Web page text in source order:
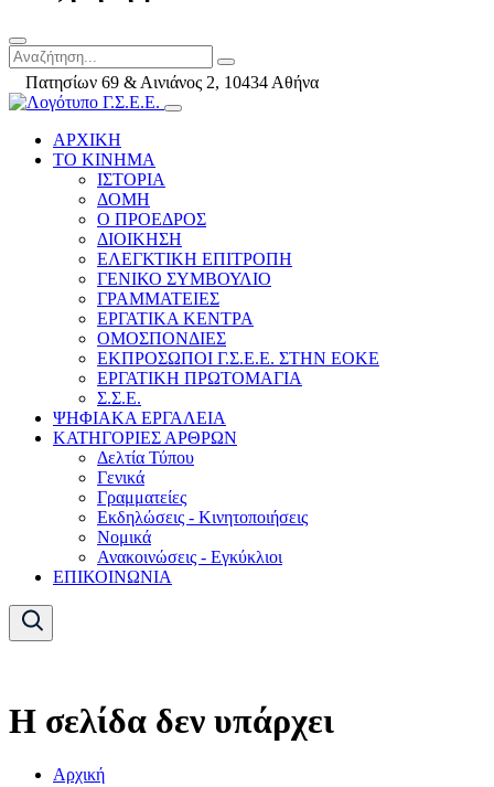
Πατησίων 69 & Αινιάνος 2, 10434 Αθήνα
ΑΡΧΙΚΗ
ΤΟ ΚΙΝΗΜΑ
ΙΣΤΟΡΙΑ
ΔΟΜΗ
Ο ΠΡΟΕΔΡΟΣ
ΔΙΟΙΚΗΣΗ
ΕΛΕΓΚΤΙΚΗ ΕΠΙΤΡΟΠΗ
ΓΕΝΙΚΟ ΣΥΜΒΟΥΛΙΟ
ΓΡΑΜΜΑΤΕΙΕΣ
ΕΡΓΑΤΙΚΑ ΚΕΝΤΡΑ
ΟΜΟΣΠΟΝΔΙΕΣ
ΕΚΠΡΟΣΩΠΟΙ Γ.Σ.Ε.Ε. ΣΤΗΝ ΕΟΚΕ
ΕΡΓΑΤΙΚΗ ΠΡΩΤΟΜΑΓΙΑ
Σ.Σ.Ε.
ΨΗΦΙΑΚΑ ΕΡΓΑΛΕΙΑ
ΚΑΤΗΓΟΡΙΕΣ ΑΡΘΡΩΝ
Δελτία Τύπου
Γενικά
Γραμματείες
Εκδηλώσεις - Κινητοποιήσεις
Νομικά
Ανακοινώσεις - Εγκύκλιοι
ΕΠΙΚΟΙΝΩΝΙΑ
Η σελίδα δεν υπάρχει
Αρχική